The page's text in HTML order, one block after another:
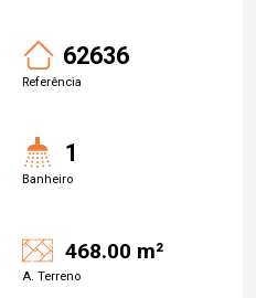
62636
Referência
1
Banheiro
468.00 m²
A. Terreno